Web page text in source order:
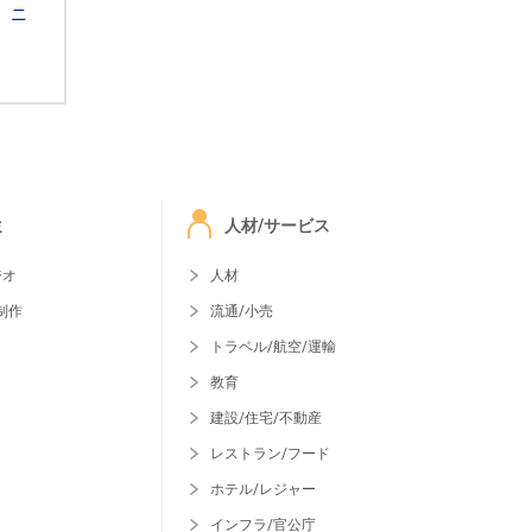
ニ
作
人材/サービス
人材
流通/小売
トラベル/航空/運輸
教育
建設/住宅/不動産
レストラン/フード
ホテル/レジャー
インフラ/官公庁